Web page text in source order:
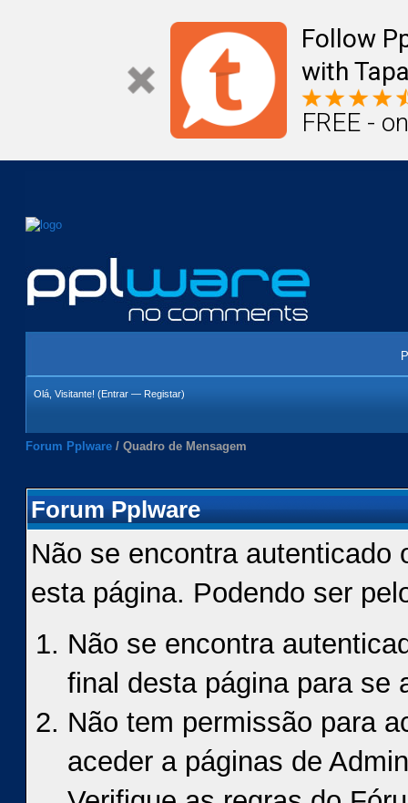
Follow
with
FREE -
Olá, Visitante! (Entrar — Registar)
Forum Pplware / Quadro de Mensagem
Forum Pplware
Não se encontra autenticado
esta página. Podendo ser
Não se encontra
final desta página para se
Não tem permissão para
aceder a páginas de